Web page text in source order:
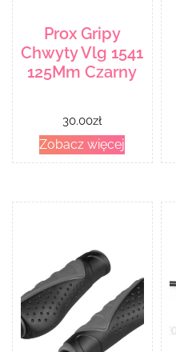
Prox Gripy
Chwyty Vlg 1541
125Mm Czarny
30.00zł
Zobacz więcej